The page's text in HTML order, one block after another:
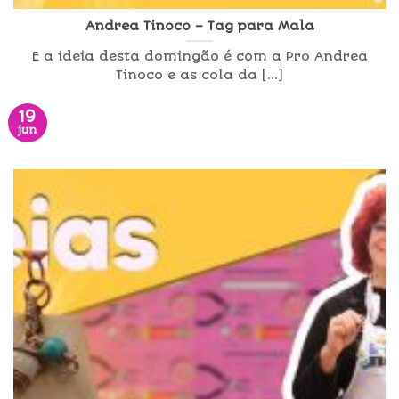
Andrea Tinoco – Tag para Mala
E a ideia desta domingão é com a Pro Andrea
Tinoco e as cola da [...]
19
jun